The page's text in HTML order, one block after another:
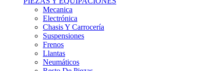
Electrónica
Chasis Y Carrocería
Suspensiones
Frenos
Llantas
Neumáticos
Resto De Piezas
Equipación Piloto